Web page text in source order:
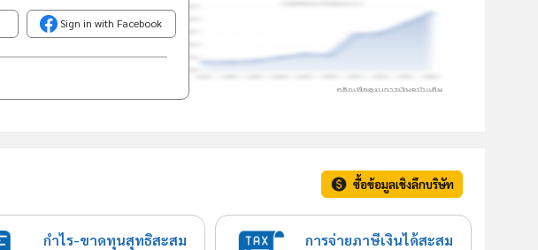
Sign in with Facebook
ซื้อข้อมูลเชิงลึกบริษัท
กำไร-ขาดทุนสุทธิสะสม การจ่ายภาษีเงินได้สะสม